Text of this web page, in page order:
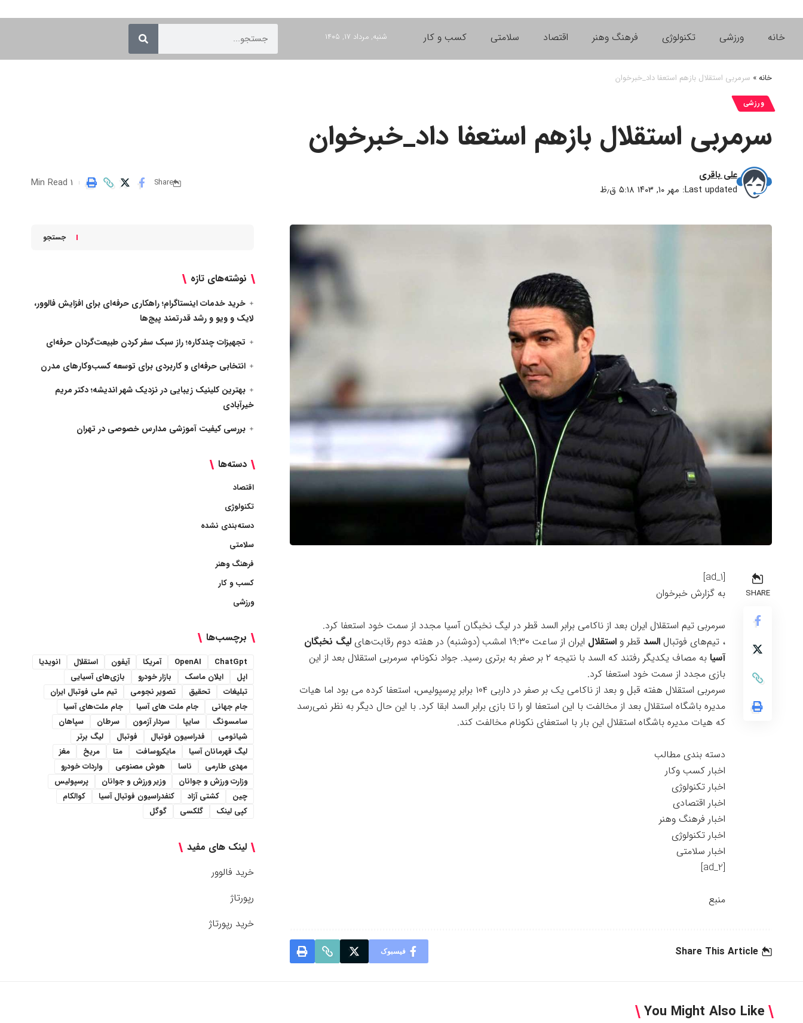
خانه ورزشی تکنولوژی فرهنگ وهنر اقتصاد سلامتی کسب و کار شنبه, مرداد ۱۷, ۱۴۰۵
خانه» سرمربی استقلال بازهم استعفا داد_خبرخوان
ورزشی
سرمربی استقلال بازهم استعفا داد_خبرخوان
Last updated: مهر ۱۰, ۱۴۰۳ ۵:۱۸ ق٫ظ
علی باقری
Share
1 Min Read
SHARE
[ad_1]
به گزارش خبرخوان
سرمربی تیم استقلال ایران بعد از ناکامی برابر السد قطر در لیگ نخبگان آسیا مجدد از سمت خود استعفا کرد.
، تیم‌های فوتبال السد قطر و استقلال ایران از ساعت ۱۹:۳۰ امشب (دوشنبه) در هفته دوم رقابت‌های
لیگ نخبگان
آسیا
به مصاف یکدیگر رفتند که السد با نتیجه ۲ بر صفر به برتری رسید. جواد نکونام، سرمربی استقلال بعد از این
بازی مجدد از سمت خود استعفا کرد.
سرمربی استقلال هفته قبل و بعد از ناکامی یک بر صفر در داربی ۱۰۴ برابر پرسپولیس، استعفا کرده می بود اما هیات
مدیره باشگاه استقلال بعد از مخالفت با این استعفا او را تا بازی برابر السد ابقا کرد. با این حال دیگر به نظر نمی‌رسد
که هیات مدیره باشگاه استقلال این بار با استعفای نکونام مخالفت کند.
دسته بندی مطالب
اخبار کسب وکار
اخبار تکنولوژی
اخبار اقتصادی
اخبار فرهنگ وهنر
اخبار تکنولوژی
اخبار سلامتی
[ad_2]
منبع
Share This Article فیسبوک
جستجو
نوشته‌های تازه
خرید خدمات اینستاگرام؛ راهکاری حرفه‌ای برای افزایش فالوور،
لایک و ویو و رشد قدرتمند پیج‌ها
تجهیزات چندکاره؛ راز سبک سفر کردن طبیعت‌گردان حرفه‌ای
انتخابی حرفه‌ای و کاربردی برای توسعه کسب‌وکارهای مدرن
بهترین کلینیک زیبایی در نزدیک شهر اندیشه؛ دکتر مریم
خیرآبادی
بررسی کیفیت آموزشی مدارس خصوصی در تهران
دسته‌ها
اقتصاد
تکنولوژی
دسته‌بندی نشده
سلامتی
فرهنگ وهنر
کسب و کار
ورزشی
برچسب‌ها
ChatGpt
OpenAI آمریکا آیفون استقلال
انویدیا
اپل
ایلان ماسک بازار خودرو
بازی‌های آسیایی
تبلیغات
تحقیق تصویر نجومی
تیم ملی فوتبال ایران
جام جهانی
جام ملت های آسیا
جام ملت‌های آسیا
سامسونگ
سایپا سردار آزمون سرطان
سپاهان
شیائومی
فدراسیون فوتبال فوتبال
لیگ برتر
لیگ قهرمانان آسیا
مایکروسافت متا مریخ
مغز
مهدی طارمی
ناسا هوش مصنوعی
واردات خودرو
وزارت ورزش و جوانان
وزیر ورزش و جوانان
پرسپولیس
چین
کشتی آزاد کنفدراسیون فوتبال آسیا
کوالکام
کپی لینک
گلکسی گوگل
لینک های مفید
خرید فالوور
رپورتاژ
خرید رپورتاژ
You Might Also Like